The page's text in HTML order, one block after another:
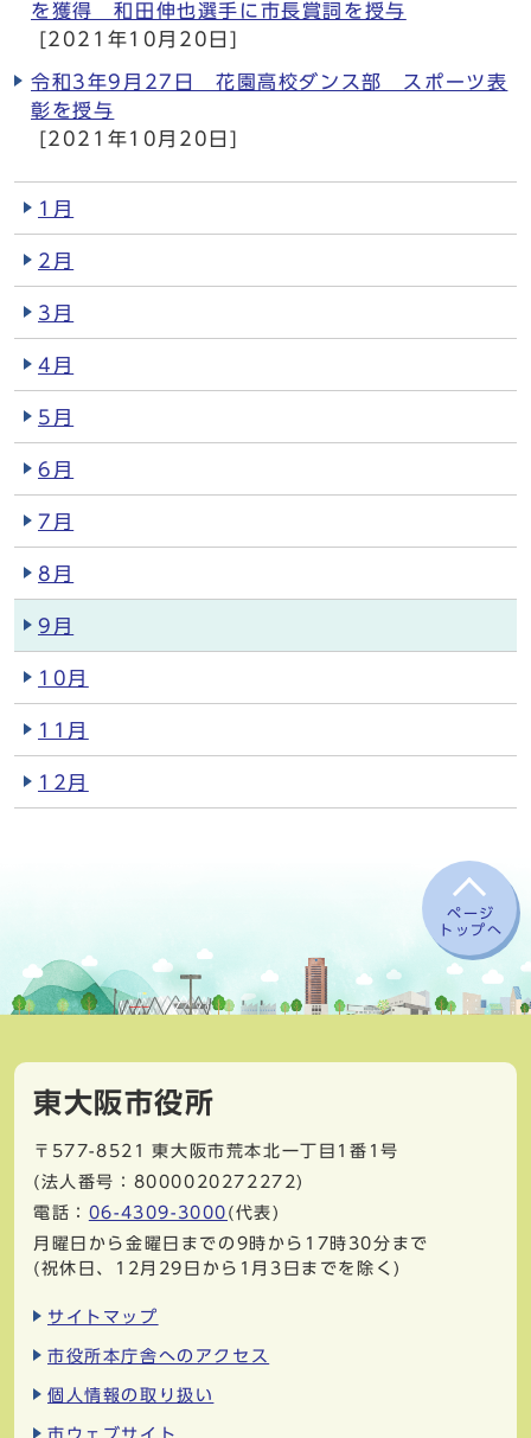
を獲得 和田伸也選手に市長賞詞を授与
[2021年10月20日]
令和3年9月27日 花園高校ダンス部 スポーツ表
彰を授与
[2021年10月20日]
1月
2月
3月
4月
5月
6月
7月
8月
9月
10月
11月
12月
ページ
トップへ
東大阪市役所
〒577-8521
東大阪市荒本北一丁目1番1号
(法人番号：8000020272272)
電話： 06-4309-3000 (代表)
月曜日から金曜日までの9時から17時30分まで
(祝休日、12月29日から1月3日までを除く)
サイトマップ
市役所本庁舎へのアクセス
個人情報の取り扱い
市ウェブサイト